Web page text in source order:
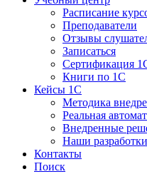
Расписание
Преподаватели
Отзывы
Записаться
Сертификация
Книги по 1С
Кейсы 1С
Методика
Реальная
Внедренные
Наши разработки
Контакты
Поиск